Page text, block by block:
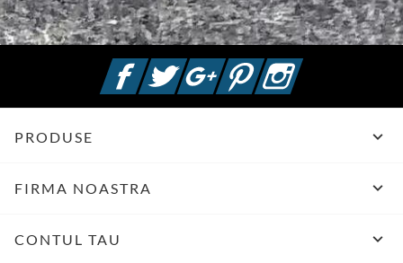
FacebookTwitterGoogle +PinterestInstagram
PRODUSE 
FIRMA NOASTRA 
CONTUL TAU 